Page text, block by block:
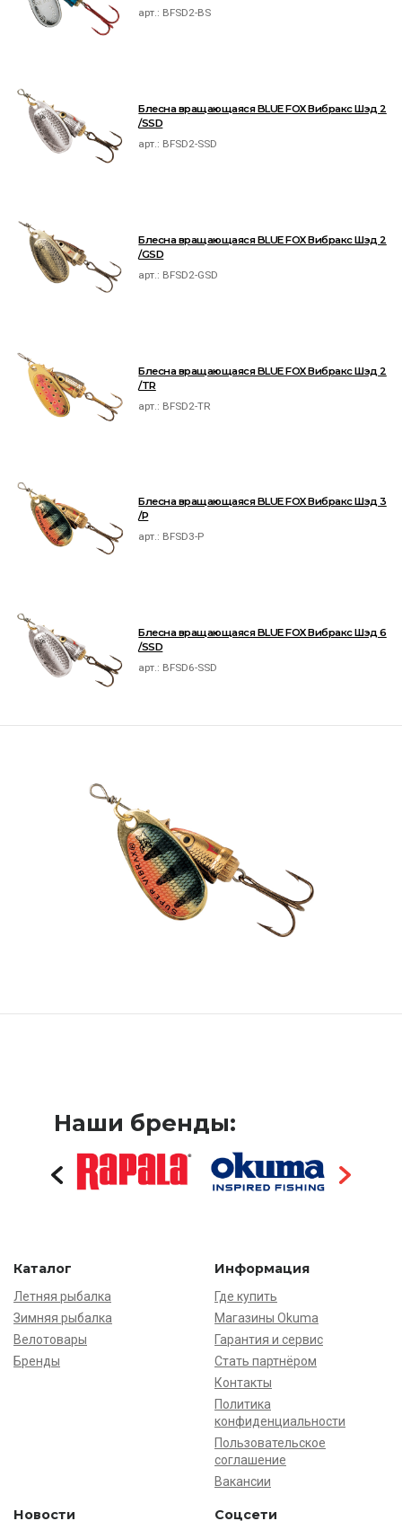
арт.: BFSD2-BS
Блесна вращающаяся BLUE FOX Вибракс Шэд 2
/SSD
арт.: BFSD2-SSD
Блесна вращающаяся BLUE FOX Вибракс Шэд 2
/GSD
арт.: BFSD2-GSD
Блесна вращающаяся BLUE FOX Вибракс Шэд 2
/TR
арт.: BFSD2-TR
Блесна вращающаяся BLUE FOX Вибракс Шэд 3
/P
арт.: BFSD3-P
Блесна вращающаяся BLUE FOX Вибракс Шэд 6
/SSD
арт.: BFSD6-SSD
Наши бренды:
Каталог
Летняя рыбалка
Зимняя рыбалка
Велотовары
Бренды
Информация
Где купить
Магазины Okuma
Гарантия и сервис
Стать партнёром
Контакты
Политика
конфиденциальности
Пользовательское
соглашение
Вакансии
Новости Соцсети